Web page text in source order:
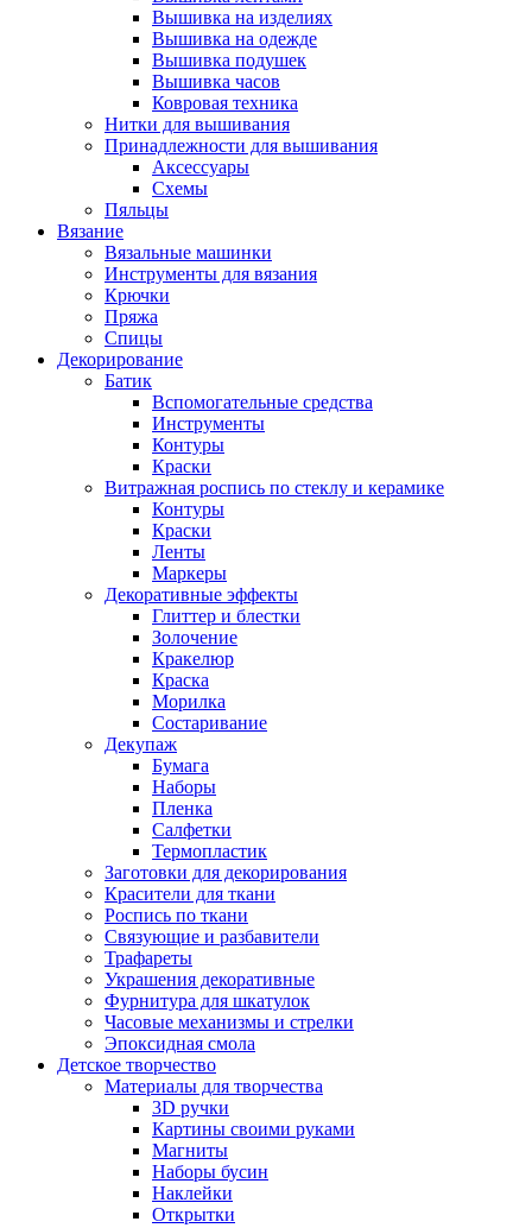
Вышивка на изделиях
Вышивка на одежде
Вышивка подушек
Вышивка часов
Ковровая техника
Нитки для вышивания
Принадлежности для вышивания
Аксессуары
Схемы
Пяльцы
Вязание
Вязальные машинки
Инструменты для вязания
Крючки
Пряжа
Спицы
Декорирование
Батик
Вспомогательные средства
Инструменты
Контуры
Краски
Витражная роспись по стеклу и керамике
Контуры
Краски
Ленты
Маркеры
Декоративные эффекты
Глиттер и блестки
Золочение
Кракелюр
Краска
Морилка
Состаривание
Декупаж
Бумага
Наборы
Пленка
Салфетки
Термопластик
Заготовки для декорирования
Красители для ткани
Роспись по ткани
Связующие и разбавители
Трафареты
Украшения декоративные
Фурнитура для шкатулок
Часовые механизмы и стрелки
Эпоксидная смола
Детское творчество
Материалы для творчества
3D ручки
Картины своими руками
Магниты
Наборы бусин
Наклейки
Открытки